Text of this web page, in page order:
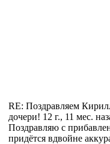
RE: Поздравляем
дочери! 12 г., 11 мес.
Поздравляю с
придётся вдвойне